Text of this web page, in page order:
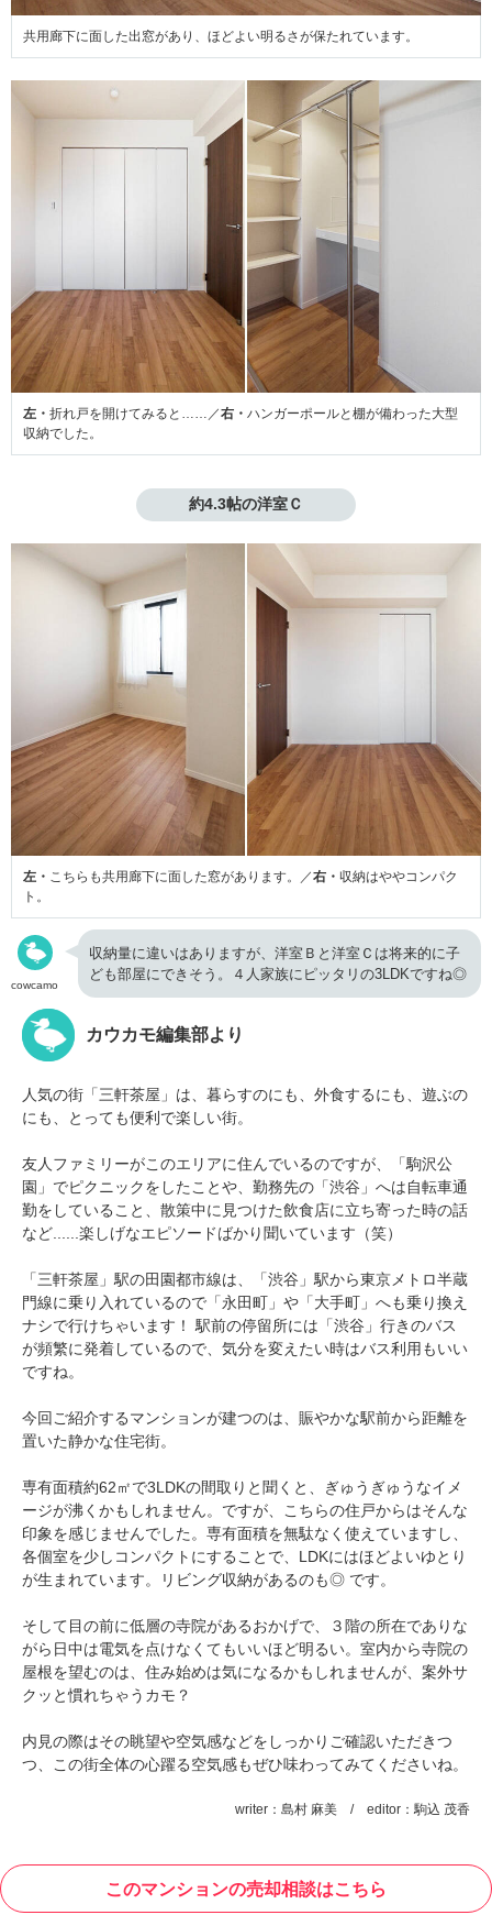
共用廊下に面した出窓があり、ほどよい明るさが保たれています。
左・ 折れ戸を開けてみると……／右・ ハンガーポールと棚が備わった大型
収納でした。
約4.3帖の洋室Ｃ
左・ こちらも共用廊下に面した窓があります。／右・ 収納はややコンパク
ト。
cowcamo
収納量に違いはありますが、洋室Ｂと洋室Ｃは将来的に子
ども部屋にできそう。４人家族にピッタリの3LDKですね◎
カウカモ編集部より
人気の街「三軒茶屋」は、暮らすのにも、外食するにも、遊ぶの
にも、とっても便利で楽しい街。
友人ファミリーがこのエリアに住んでいるのですが、「駒沢公
園」でピクニックをしたことや、勤務先の「渋谷」へは自転車通
勤をしていること、散策中に見つけた飲食店に立ち寄った時の話
など......楽しげなエピソードばかり聞いています（笑）
「三軒茶屋」駅の田園都市線は、「渋谷」駅から東京メトロ半蔵
門線に乗り入れているので「永田町」や「大手町」へも乗り換え
ナシで行けちゃいます！ 駅前の停留所には「渋谷」行きのバス
が頻繁に発着しているので、気分を変えたい時はバス利用もいい
ですね。
今回ご紹介するマンションが建つのは、賑やかな駅前から距離を
置いた静かな住宅街。
専有面積約62㎡で3LDKの間取りと聞くと、ぎゅうぎゅうなイメ
ージが沸くかもしれません。ですが、こちらの住戸からはそんな
印象を感じませんでした。専有面積を無駄なく使えていますし、
各個室を少しコンパクトにすることで、LDKにはほどよいゆとり
が生まれています。リビング収納があるのも◎ です。
そして目の前に低層の寺院があるおかげで、３階の所在でありな
がら日中は電気を点けなくてもいいほど明るい。室内から寺院の
屋根を望むのは、住み始めは気になるかもしれませんが、案外サ
クッと慣れちゃうカモ？
内見の際はその眺望や空気感などをしっかりご確認いただきつ
つ、この街全体の心躍る空気感もぜひ味わってみてくださいね。
writer：島村 麻美 / editor：駒込 茂香
このマンションの売却相談はこちら